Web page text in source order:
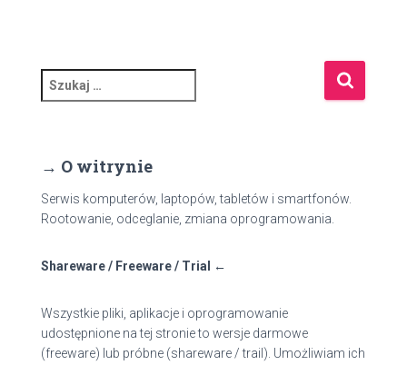
z
:
→ O witrynie
Serwis komputerów, laptopów, tabletów i smartfonów.
Rootowanie, odceglanie, zmiana oprogramowania.
Shareware / Freeware / Trial ←
Wszystkie pliki, aplikacje i oprogramowanie
udostępnione na tej stronie to wersje darmowe
(freeware) lub próbne (shareware / trail). Umożliwiam ich